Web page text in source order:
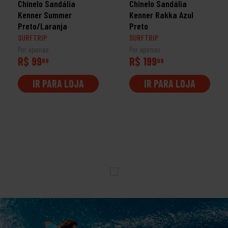
Chinelo Sandália
Kenner Summer
Preto/Laranja
SURFTRIP
Por apenas
R$ 9999
IR PARA LOJA
Chinelo Sandália
Kenner Rakka Azul
Preto
SURFTRIP
Por apenas
R$ 19999
IR PARA LOJA